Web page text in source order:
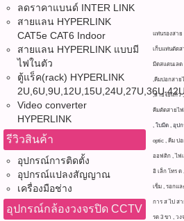
ลดราคาแบนด์ INTER LINK
สายแลน HYPERLINK
CAT5e CAT6 Indoor
สายแลน HYPERLINK แบบมี
ไฟในตัว
ตู้แร็ค(rack) HYPERLINK
Video converter
HYPERLINK
รีวิวสินค้า
อุปกรณ์การติดตั้ง
อุปกรณ์แปลงสัญญาณ
เครื่องมือช่าง
อุปกรณ์กล้องวงจรปิด CCTV
แท่นรองสาย
เก็บแท่นตัดส
มีดสแตนเลด
,คีมปอกสาย
,สายใยแก้ว
คีมตัดสายไฟ
, ใบมีด , อุป
optic , คีม ป
ออฟติก , ไฟ
อิ เล็ก โทร ด
เข็ม , รอกแ
การ ส ไป สา
รด 3 ขา , ว